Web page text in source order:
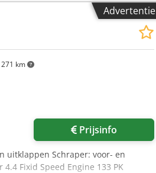
Advertentie
km
Prijsinfo
uitklappen Schraper: voor- en
Fixid Speed Engine 133 PK